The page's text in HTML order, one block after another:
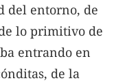
del entorno, de
lo primitivo de
entrando en
de la